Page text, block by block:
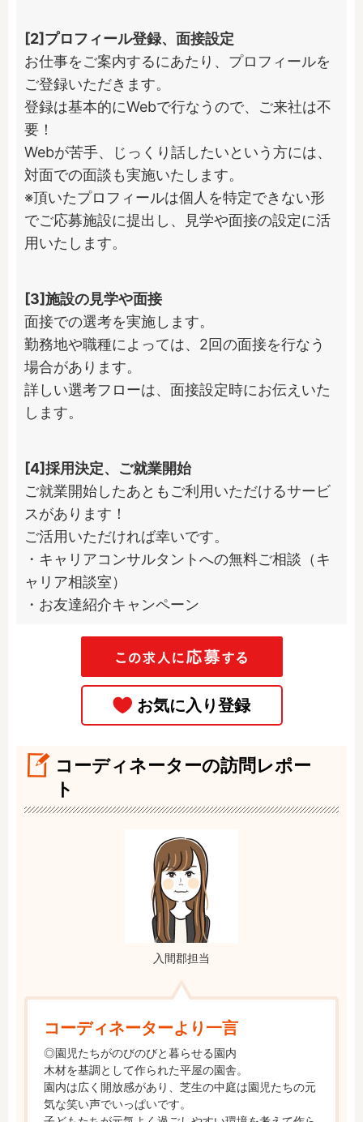
[2]プロフィール登録、面接設定
お仕事をご案内するにあたり、プロフィールを
ご登録いただきます。
登録は基本的にWebで行なうので、ご来社は不
要！
Webが苦手、じっくり話したいという方には、
対面での面談も実施いたします。
※頂いたプロフィールは個人を特定できない形
でご応募施設に提出し、見学や面接の設定に活
用いたします。
[3]施設の見学や面接
面接での選考を実施します。
勤務地や職種によっては、2回の面接を行なう
場合があります。
詳しい選考フローは、面接設定時にお伝えいた
します。
[4]採用決定、ご就業開始
ご就業開始したあともご利用いただけるサービ
スがあります！
ご活用いただければ幸いです。
・キャリアコンサルタントへの無料ご相談（キ
ャリア相談室）
・お友達紹介キャンペーン
コーディネーターの訪問レポー
ト
入間郡担当
コーディネーターより一言
◎園児たちがのびのびと暮らせる園内
木材を基調として作られた平屋の園舎。
園内は広く開放感があり、芝生の中庭は園児たちの元
気な笑い声でいっぱいです。